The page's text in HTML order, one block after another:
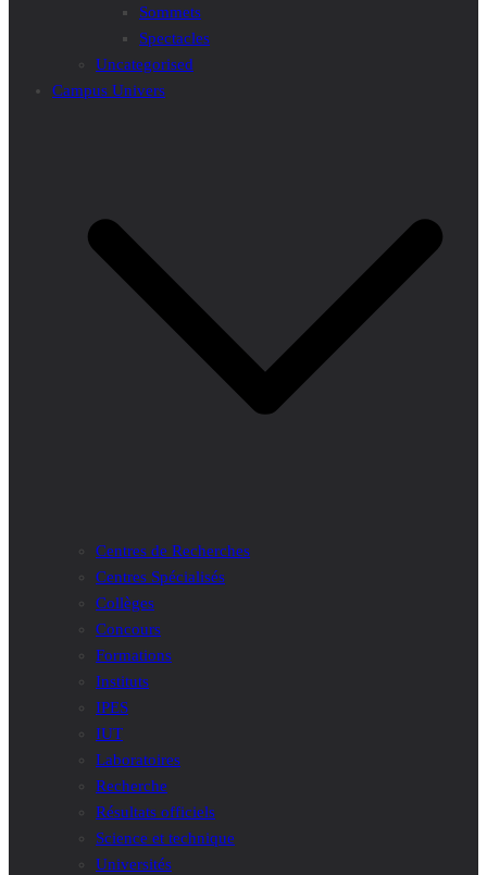
Sommets
Spectacles
Uncategorised
Campus Univers
Centres de Recherches
Centres Spécialisés
Collèges
Concours
Formations
Instituts
IPES
IUT
Laboratoires
Recherche
Résultats officiels
Science et technique
Universités